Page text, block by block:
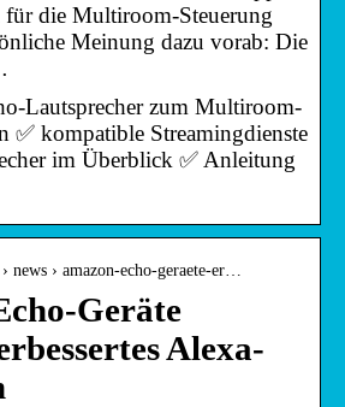
für die Multiroom-Steuerung
Meinung dazu vorab: Die
Lautsprecher zum Multiroom-
✅ kompatible Streamingdienste
im Überblick ✅ Anleitung
news › amazon-echo-geraete-er…
Geräte
Alexa-